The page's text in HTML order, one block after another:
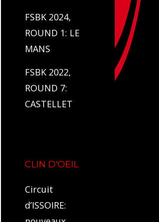
FSBK 2024,
ROUND 1: LE
MANS
FSBK 2022,
ROUND 7:
CASTELLET
CLIN D'OEIL
Circuit
d’ISSOIRE: